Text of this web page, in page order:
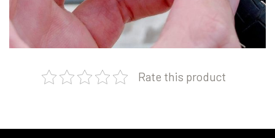
Rate this product